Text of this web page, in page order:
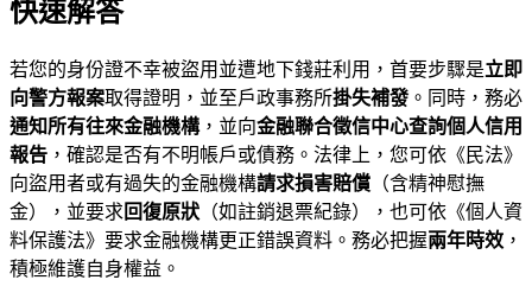
快速解答
若您的身份證不幸被盜用並遭地下錢莊利用，首要步驟是立即
向警方報案取得證明，並至戶政事務所掛失補發 。同時，務必
通知所有往來金融機構，並向金融聯合徵信中心查詢個人信用
報告 ，確認是否有不明帳戶或債務。法律上，您可依《民法》
向盜用者或有過失的金融機構請求損害賠償 （含精神慰撫
金），並要求 回復原狀 （如註銷退票紀錄），也可依《個人資
料保護法》要求金融機構更正錯誤資料。務必把握兩年時效 ，
積極維護自身權益。